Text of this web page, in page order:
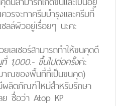
รจะทาครีมบำรุงและครีมที่
ลล์ผิวอยู่เรื่อยๆ นะคะ
เลเซอร์สามารถทำให้ขนคุดดี
ที่ 1,000.- ขึ้นไปต่อครั้งค่ะ
าณของพื้นที่ที่เป็นขนคุด)
ผลิตภัณฑ์ใหม่สำหรับรักษา
ย ชื่อว่า Atop KP